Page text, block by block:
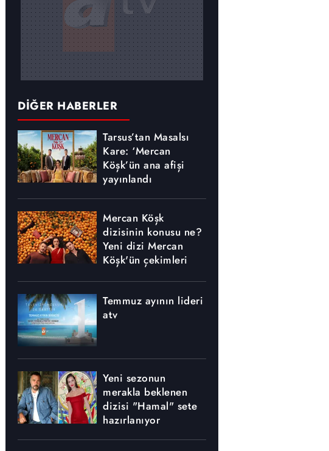
DİĞER HABERLER
Tarsus’tan Masalsı
Kare: ‘Mercan
Köşk’ün ana afişi
yayınlandı
Mercan Köşk
dizisinin konusu ne?
Yeni dizi Mercan
Köşk'ün çekimleri
Temmuz ayının lideri
atv
Yeni sezonun
merakla beklenen
dizisi "Hamal" sete
hazırlanıyor